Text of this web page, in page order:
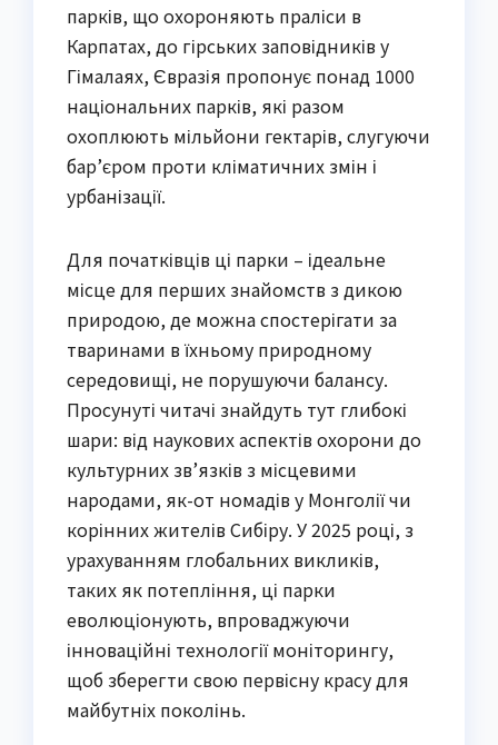
парків, що охороняють праліси в
Карпатах, до гірських заповідників у
Гімалаях, Євразія пропонує понад 1000
національних парків, які разом
охоплюють мільйони гектарів, слугуючи
бар’єром проти кліматичних змін і
урбанізації.
Для початківців ці парки – ідеальне
місце для перших знайомств з дикою
природою, де можна спостерігати за
тваринами в їхньому природному
середовищі, не порушуючи балансу.
Просунуті читачі знайдуть тут глибокі
шари: від наукових аспектів охорони до
культурних зв’язків з місцевими
народами, як-от номадів у Монголії чи
корінних жителів Сибіру. У 2025 році, з
урахуванням глобальних викликів,
таких як потепління, ці парки
еволюціонують, впроваджуючи
інноваційні технології моніторингу,
щоб зберегти свою первісну красу для
майбутніх поколінь.